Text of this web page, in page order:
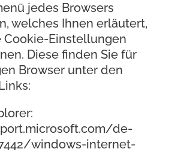
jedes Browsers
welches Ihnen erläutert,
Cookie-Einstellungen
Diese finden Sie für
Browser unter den
de-
windows-internet-